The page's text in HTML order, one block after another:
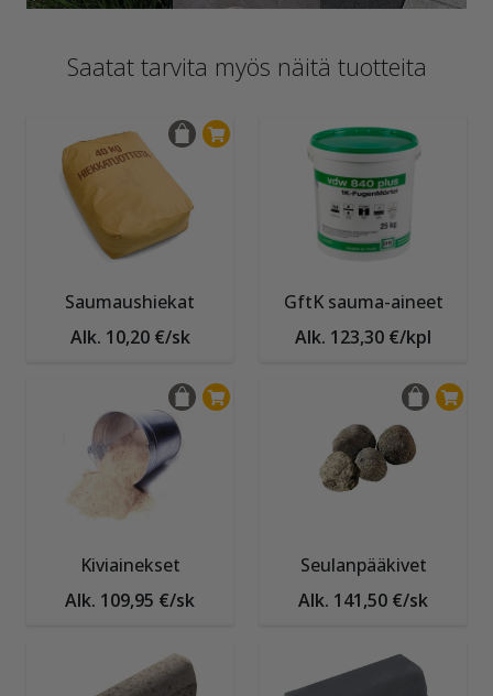
Saatat tarvita myös näitä tuotteita
Saumaushiekat
Alk. 10,20 €/sk
GftK sauma-aineet
Alk. 123,30 €/kpl
Kiviainekset
Alk. 109,95 €/sk
Seulanpääkivet
Alk. 141,50 €/sk